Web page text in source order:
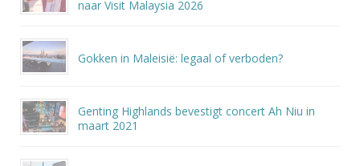
naar Visit Malaysia 2026
Gokken in Maleisië: legaal of verboden?
Genting Highlands bevestigt concert Ah Niu in
maart 2021